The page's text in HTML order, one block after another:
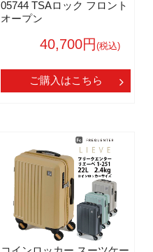
05744 TSAロック フロント
オープン
40,700円(税込)
ご購入はこちら